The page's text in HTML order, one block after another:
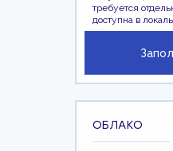
требуется
доступна в
ОБЛАКО